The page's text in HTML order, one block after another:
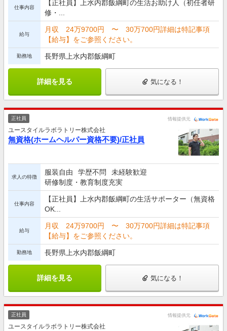
仕事内容
【正社員】上水内郡飯綱町の生活お助け人（初任者研
修・...
給与
月収 24万9700円 〜 30万700円詳細は特記事項
【給与】をご参照ください。
勤務地 長野県上水内郡飯綱町
詳細を見る 気になる！
正社員 情報提供元
ユースタイルラボラトリー株式会社
無資格(ホームヘルパー資格不要)/正社員
求人の特徴
服装自由 学歴不問
未経験歓迎
研修制度・教育制度充実
仕事内容
【正社員】上水内郡飯綱町の生活サポーター（無資格
OK...
給与
月収 24万9700円 〜 30万700円詳細は特記事項
【給与】をご参照ください。
勤務地 長野県上水内郡飯綱町
詳細を見る 気になる！
正社員 情報提供元
ユースタイルラボラトリー株式会社